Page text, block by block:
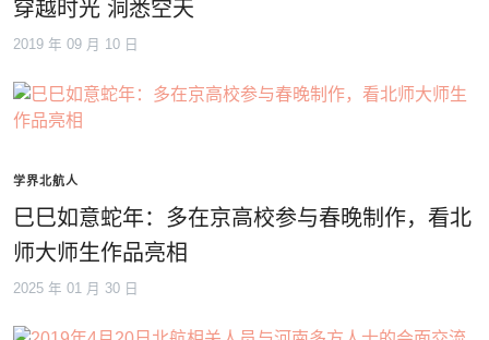
穿越时光 洞悉空天
2019 年 09 月 10 日
学界北航人
巳巳如意蛇年：多在京高校参与春晚制作，看北
师大师生作品亮相
2025 年 01 月 30 日